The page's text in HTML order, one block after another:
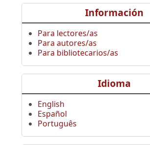
Información
Para lectores/as
Para autores/as
Para bibliotecarios/as
Idioma
English
Español
Português